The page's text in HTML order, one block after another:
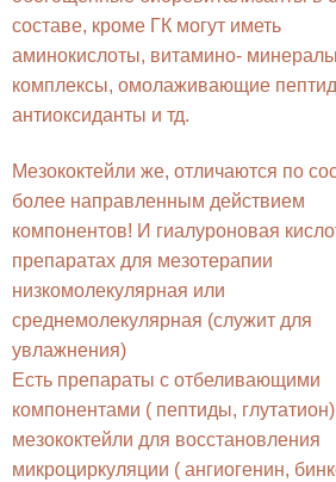
составе, кроме ГК могут иметь
аминокислоты, витамино-
комплексы, омолаживающие
антиоксиданты и тд.
Мезококтейли же, отличаются по
более направленным действием
компонентов! И гиалуроновая
препаратах для мезотерапии
низкомолекулярная или
среднемолекулярная (служит для
увлажнения)
Есть препараты с отбеливающими
компонентами ( пептиды,
мезококтейли для восстановления
микроциркуляции ( ангиогенин,